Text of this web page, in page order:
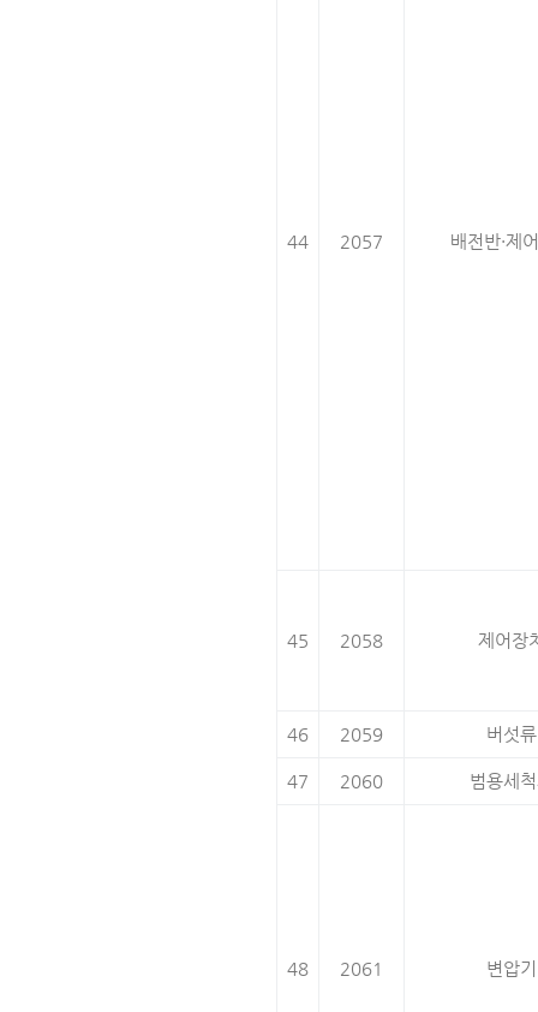
44 2057 배전반·제
45 2058 제어장
46 2059 버섯류
47 2060 범용세
48 2061 변압기